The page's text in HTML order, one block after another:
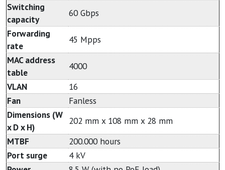
Switching
capacity
60 Gbps
Forwarding
rate
45 Mpps
MAC address
table
4000
VLAN
16
Fan
Fanless
Dimensions (W
x D x H)
202 mm x 108 mm x 28 mm
MTBF
200.000 hours
Port surge
4 kV